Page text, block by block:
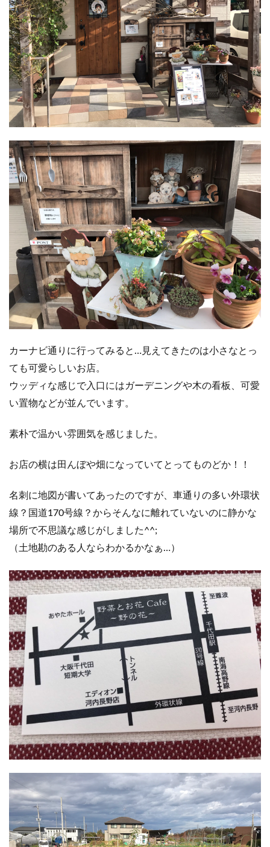
カーナビ通りに行ってみると…見えてきたのは小さなとっ
ても可愛らしいお店。
ウッディな感じで入口にはガーデニングや木の看板、可愛
い置物などが並んでいます。
素朴で温かい雰囲気を感じました。
お店の横は田んぼや畑になっていてとってものどか！！
名刺に地図が書いてあったのですが、車通りの多い外環状
線？国道170号線？からそんなに離れていないのに静かな
場所で不思議な感じがしました^^;
（土地勘のある人ならわかるかなぁ…）